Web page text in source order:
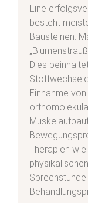
Eine
besteht
Bausteinen.
Dies
Einnahme
Therapien